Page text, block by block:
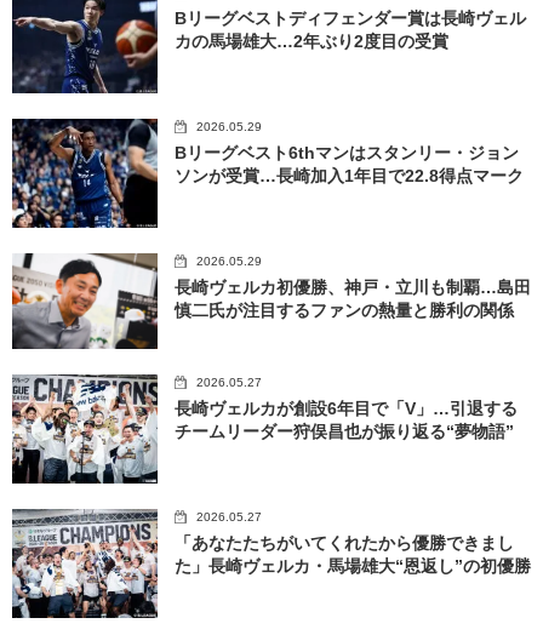
Bリーグベストディフェンダー賞は長崎ヴェル
カの馬場雄大…2年ぶり2度目の受賞
2026.05.29
Bリーグベスト6thマンはスタンリー・ジョン
ソンが受賞…長崎加入1年目で22.8得点マーク
2026.05.29
長崎ヴェルカ初優勝、神戸・立川も制覇…島田
慎二氏が注目するファンの熱量と勝利の関係
2026.05.27
長崎ヴェルカが創設6年目で「V」…引退する
チームリーダー狩俣昌也が振り返る“夢物語”
2026.05.27
「あなたたちがいてくれたから優勝できまし
た」長崎ヴェルカ・馬場雄大“恩返し”の初優勝